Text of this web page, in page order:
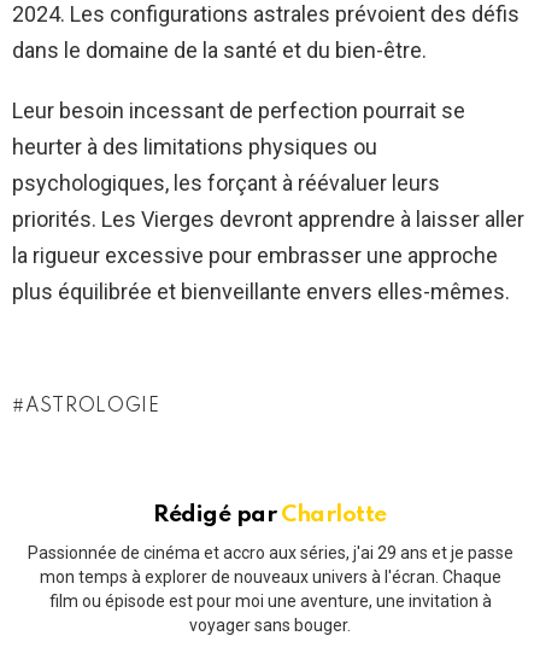
2024. Les configurations astrales prévoient des défis
dans le domaine de la santé et du bien-être.
Leur besoin incessant de perfection pourrait se
heurter à des limitations physiques ou
psychologiques, les forçant à réévaluer leurs
priorités. Les Vierges devront apprendre à laisser aller
la rigueur excessive pour embrasser une approche
plus équilibrée et bienveillante envers elles-mêmes.
ASTROLOGIE
Rédigé par Charlotte
Passionnée de cinéma et accro aux séries, j'ai 29 ans et je passe
mon temps à explorer de nouveaux univers à l'écran. Chaque
film ou épisode est pour moi une aventure, une invitation à
voyager sans bouger.